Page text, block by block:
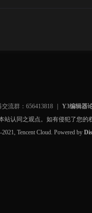
交流群：656413818
Y3编辑器
认同之观点。如有侵犯了您的
Tencent Cloud. Powered by